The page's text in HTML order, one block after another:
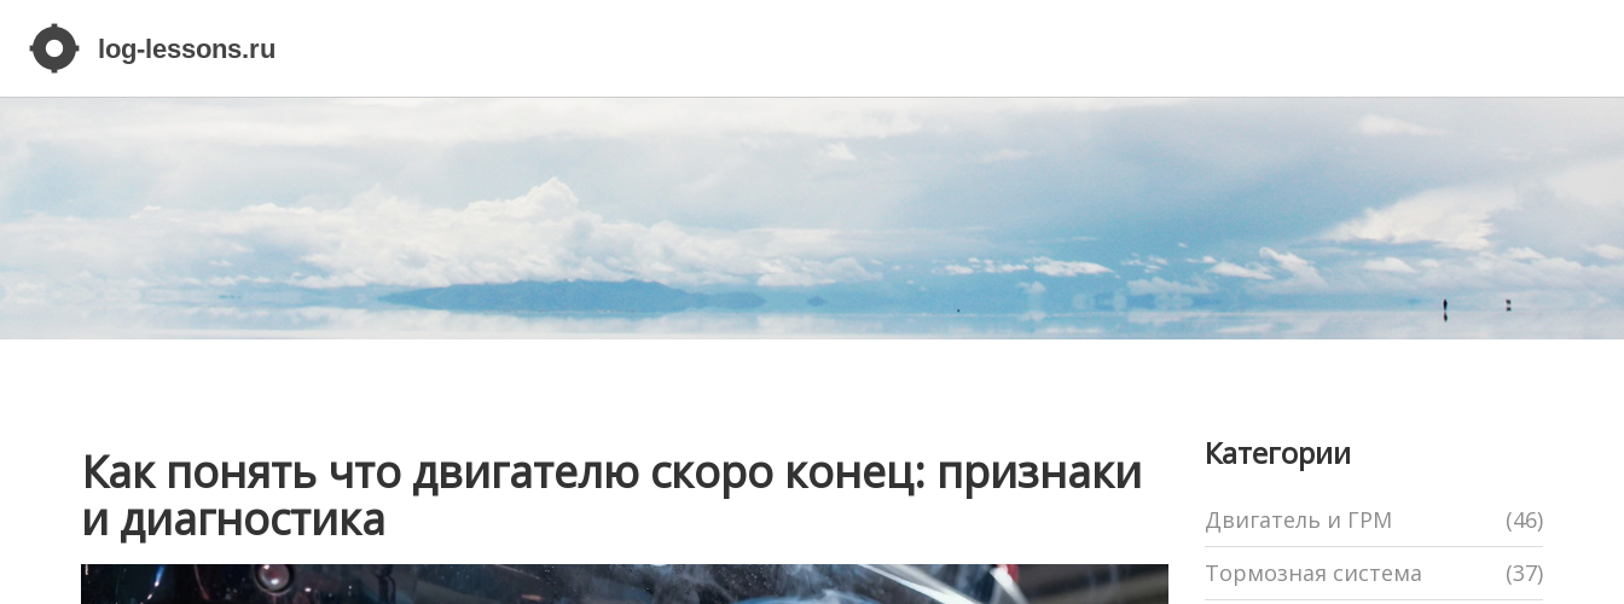
Как понять что двигателю скоро конец: признаки
и диагностика
Категории
Двигатель и ГРМ
(46)
Тормозная система
(37)